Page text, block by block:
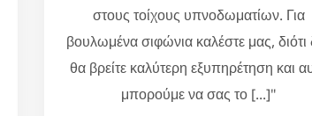
στους τοίχους υπνοδωματίων. Για
βουλωμένα σιφώνια καλέστε μας, διότι
θα βρείτε καλύτερη εξυπηρέτηση και
μπορούμε να σας το [...]"